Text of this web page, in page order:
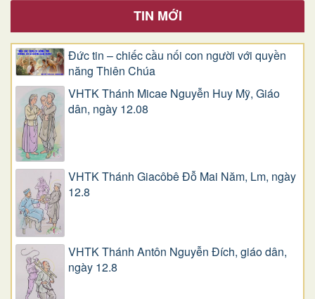
TIN MỚI
Đức tin – chiếc cầu nối con người với quyền
năng Thiên Chúa
VHTK Thánh Micae Nguyễn Huy Mỹ, Giáo
dân, ngày 12.08
VHTK Thánh Giacôbê Ðỗ Mai Năm, Lm, ngày
12.8
VHTK Thánh Antôn Nguyễn Ðích, giáo dân,
ngày 12.8